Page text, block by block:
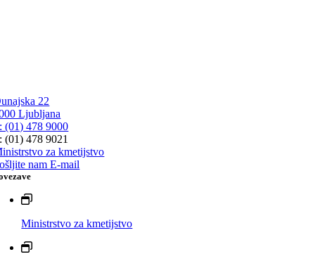
22
Ljubljana
(01) 478 9000
(01) 478 9021
za kmetijstvo
nam E-mail
Ministrstvo za kmetijstvo